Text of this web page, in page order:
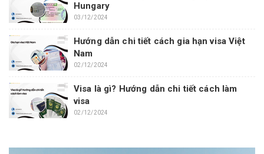
Hungary
03/12/2024
Hướng dẫn chi tiết cách gia hạn visa Việt
Nam
02/12/2024
Visa là gì? Hướng dẫn chi tiết cách làm
visa
02/12/2024